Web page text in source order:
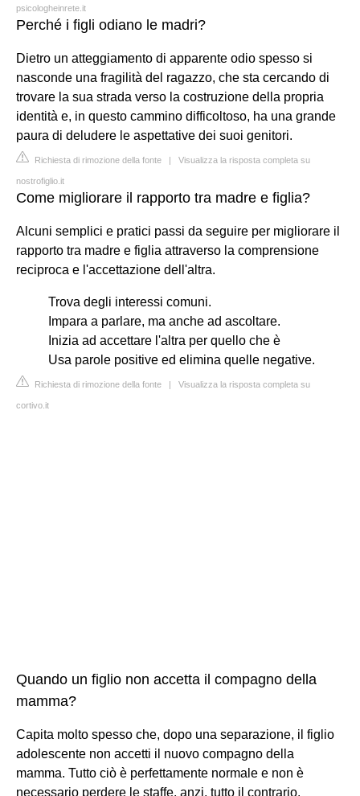
psicologheinrete.it
Perché i figli odiano le madri?
Dietro un atteggiamento di apparente odio spesso si
nasconde una fragilità del ragazzo, che sta cercando di
trovare la sua strada verso la costruzione della propria
identità e, in questo cammino difficoltoso, ha una grande
paura di deludere le aspettative dei suoi genitori.
Richiesta di rimozione della fonte | Visualizza la risposta completa su
nostrofiglio.it
Come migliorare il rapporto tra madre e figlia?
Alcuni semplici e pratici passi da seguire per migliorare il
rapporto tra madre e figlia attraverso la comprensione
reciproca e l'accettazione dell'altra.
Trova degli interessi comuni.
Impara a parlare, ma anche ad ascoltare.
Inizia ad accettare l'altra per quello che è
Usa parole positive ed elimina quelle negative.
Richiesta di rimozione della fonte | Visualizza la risposta completa su
cortivo.it
Quando un figlio non accetta il compagno della
mamma?
Capita molto spesso che, dopo una separazione, il figlio
adolescente non accetti il nuovo compagno della
mamma. Tutto ciò è perfettamente normale e non è
necessario perdere le staffe, anzi, tutto il contrario.